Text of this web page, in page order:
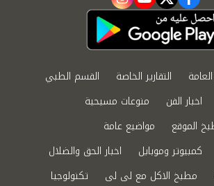
التقارير الخاصة
القسم الطبي
اخبار الفن
منوعات مسيحية
الموقع
مواضيع عامة
كمبيوتر وموبايل
اخبار الحق والضلال
مطبخ الاكل مع لى لى تكنولوجيا